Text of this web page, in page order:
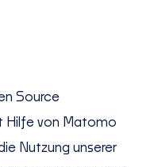
Source
Hilfe von Matomo
Nutzung unserer